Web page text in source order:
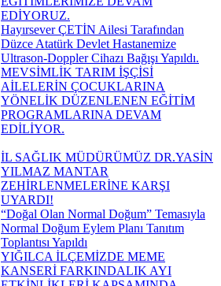
EDİYORUZ.
Hayırsever ÇETİN Ailesi Tarafından
Düzce Atatürk Devlet Hastanemize
Ultrason-Doppler Cihazı Bağışı Yapıldı.
MEVSİMLİK TARIM İŞÇİSİ
AİLELERİN ÇOCUKLARINA
YÖNELİK DÜZENLENEN EĞİTİM
PROGRAMLARINA DEVAM
EDİLİYOR.
İL SAĞLIK MÜDÜRÜMÜZ DR.YASİN
YILMAZ MANTAR
ZEHİRLENMELERİNE KARŞI
UYARDI!
“Doğal Olan Normal Doğum” Temasıyla
Normal Doğum Eylem Planı Tanıtım
Toplantısı Yapıldı
YIĞILCA İLÇEMİZDE MEME
KANSERİ FARKINDALIK AYI